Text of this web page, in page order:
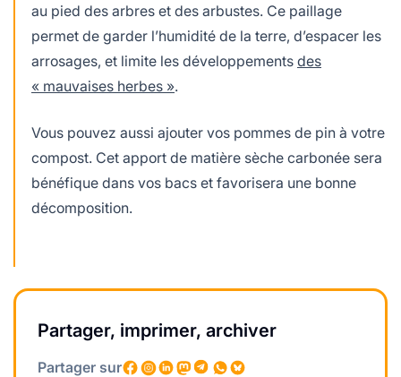
au pied des arbres et des arbustes. Ce paillage
permet de garder l’humidité de la terre, d’espacer les
arrosages, et limite les développements des
« mauvaises herbes ».
Vous pouvez aussi ajouter vos pommes de pin à votre
compost. Cet apport de matière sèche carbonée sera
bénéfique dans vos bacs et favorisera une bonne
décomposition.
Partager, imprimer, archiver
Partager sur